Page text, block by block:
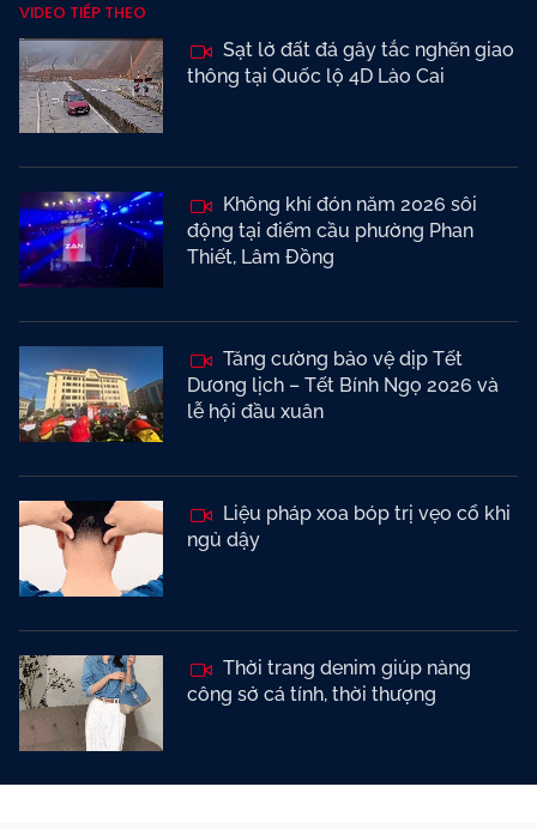
VIDEO TIẾP THEO
Sạt lở đất đá gây tắc nghẽn giao
thông tại Quốc lộ 4D Lào Cai
Không khí đón năm 2026 sôi
động tại điểm cầu phường Phan
Thiết, Lâm Đồng
Tăng cường bảo vệ dịp Tết
Dương lịch – Tết Bính Ngọ 2026 và
lễ hội đầu xuân
Liệu pháp xoa bóp trị vẹo cổ khi
ngủ dậy
Thời trang denim giúp nàng
công sở cá tính, thời thượng